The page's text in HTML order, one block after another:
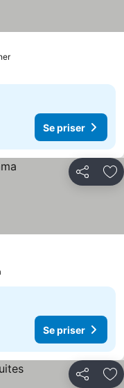
Se priser
Se priser
Dela
priser
Se priser
Dela